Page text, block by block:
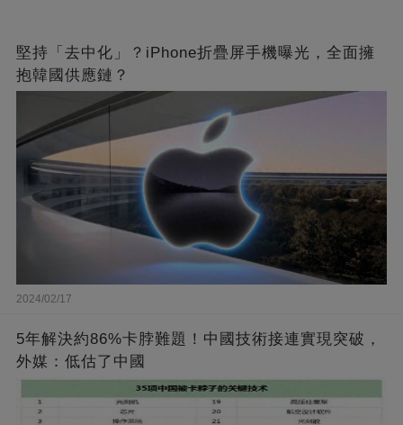
堅持「去中化」？iPhone折疊屏手機曝光，全面擁
抱韓國供應鏈？
2024/02/17
5年解決約86%卡脖難題！中國技術接連實現突破，
外媒：低估了中國